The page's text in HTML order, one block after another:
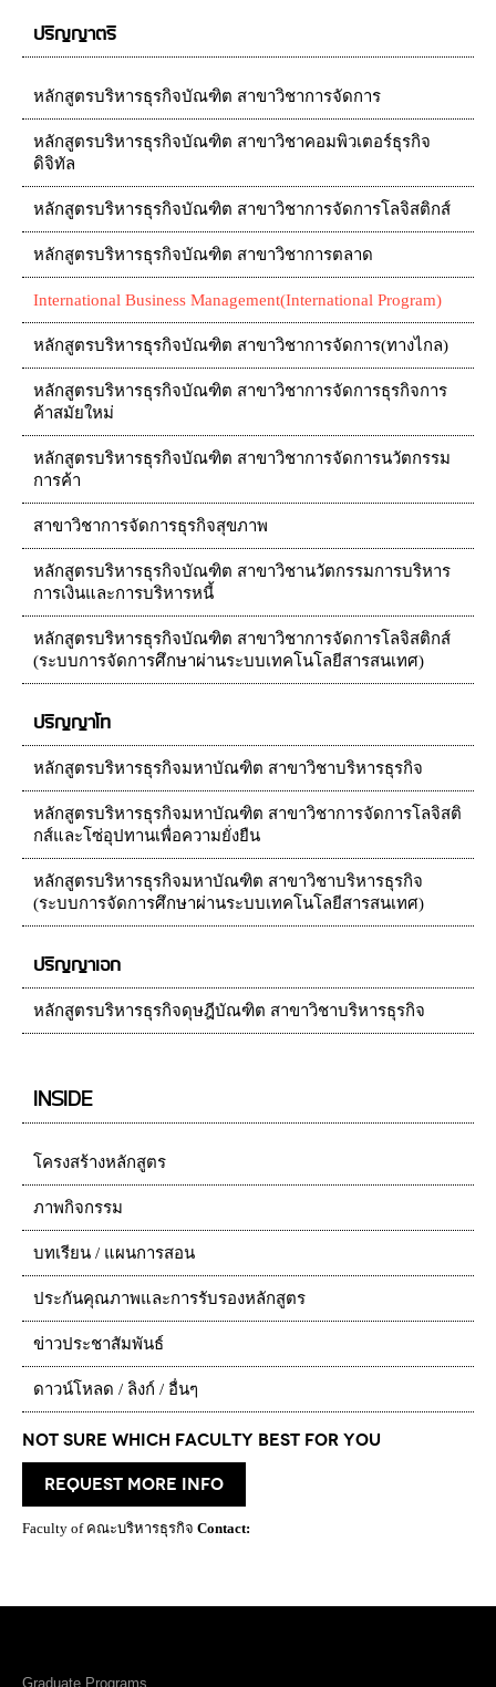
ปริญญาตรี
หลักสูตรบริหารธุรกิจบัณฑิต สาขาวิชาการจัดการ
หลักสูตรบริหารธุรกิจบัณฑิต สาขาวิชาคอมพิวเตอร์ธุรกิจ
ดิจิทัล
หลักสูตรบริหารธุรกิจบัณฑิต สาขาวิชาการจัดการโลจิสติกส์
หลักสูตรบริหารธุรกิจบัณฑิต สาขาวิชาการตลาด
International Business Management(International Program)
หลักสูตรบริหารธุรกิจบัณฑิต สาขาวิชาการจัดการ(ทางไกล)
หลักสูตรบริหารธุรกิจบัณฑิต สาขาวิชาการจัดการธุรกิจการ
ค้าสมัยใหม่
หลักสูตรบริหารธุรกิจบัณฑิต สาขาวิชาการจัดการนวัตกรรม
การค้า
สาขาวิชาการจัดการธุรกิจสุขภาพ
หลักสูตรบริหารธุรกิจบัณฑิต สาขาวิชานวัตกรรมการบริหาร
การเงินและการบริหารหนี้
หลักสูตรบริหารธุรกิจบัณฑิต สาขาวิชาการจัดการโลจิสติกส์
(ระบบการจัดการศึกษาผ่านระบบเทคโนโลยีสารสนเทศ)
ปริญญาโท
หลักสูตรบริหารธุรกิจมหาบัณฑิต สาขาวิชาบริหารธุรกิจ
หลักสูตรบริหารธุรกิจมหาบัณฑิต สาขาวิชาการจัดการโลจิสติ
กส์และโซ่อุปทานเพื่อความยั่งยืน
หลักสูตรบริหารธุรกิจมหาบัณฑิต สาขาวิชาบริหารธุรกิจ
(ระบบการจัดการศึกษาผ่านระบบเทคโนโลยีสารสนเทศ)
ปริญญาเอก
หลักสูตรบริหารธุรกิจดุษฎีบัณฑิต สาขาวิชาบริหารธุรกิจ
INSIDE
โครงสร้างหลักสูตร
ภาพกิจกรรม
บทเรียน / แผนการสอน
ประกันคุณภาพและการรับรองหลักสูตร
ข่าวประชาสัมพันธ์
ดาวน์โหลด / ลิงก์ / อื่นๆ
Not Sure which Faculty best for you
request more info
Faculty of คณะบริหารธุรกิจ Contact:
Graduate Programs